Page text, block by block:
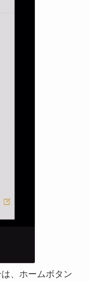
、ホームボタン